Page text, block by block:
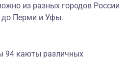
из разных городов России
до Перми и Уфы.
94 каюты различных